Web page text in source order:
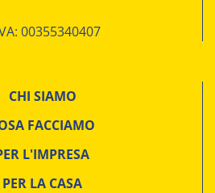
00355340407
CHI SIAMO
FACCIAMO
L'IMPRESA
PER LA CASA